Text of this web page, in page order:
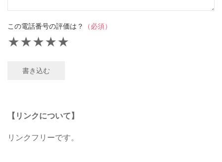
この電話番号の評価は？ （必須）
★
★
★
★
★
書き込む
【リンクについて】
リンクフリーです。